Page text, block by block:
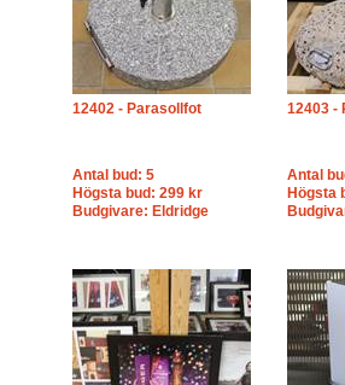
12402 - Parasollfot
Antal bud: 5
Högsta bud: 299 kr
Budgivare: Eldridge
12403 -
Antal
Högsta